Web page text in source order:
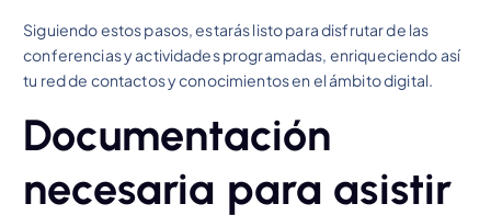
Siguiendo estos pasos, estarás listo para disfrutar de las
conferencias y actividades programadas, enriqueciendo así
tu red de contactos y conocimientos en el ámbito digital.
Documentación
necesaria para asistir